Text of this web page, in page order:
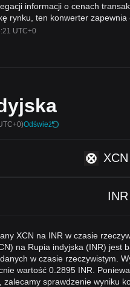
informacji o cenach
rynku, ten konwerter zapewnia
UTC+0
Odśwież
XCN
INR
XCN na INR w czasie
na Rupia indyjska (INR) jest
w czasie rzeczywistym.
wartość 0.2895 INR.
sprawdzenie wyniku